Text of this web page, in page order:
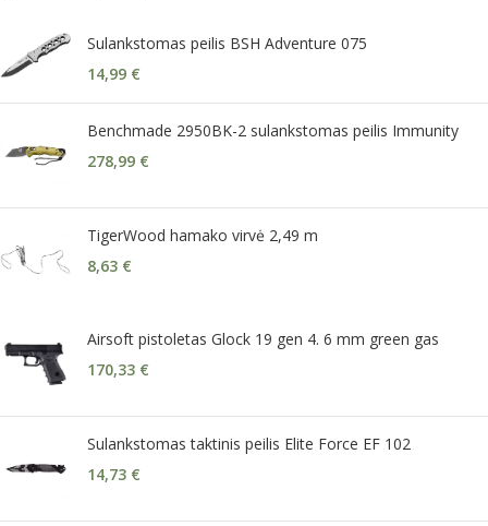
Sulankstomas peilis BSH Adventure 075
14,99 €
Benchmade 2950BK-2 sulankstomas peilis Immunity
278,99 €
TigerWood hamako virvė 2,49 m
8,63 €
Airsoft pistoletas Glock 19 gen 4. 6 mm green gas
170,33 €
Sulankstomas taktinis peilis Elite Force EF 102
14,73 €